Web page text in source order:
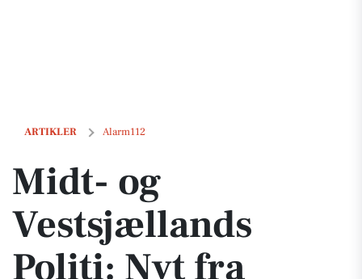
ARTIKLER Alarm112
Midt- og Vestsjællands Politi: Nyt fra Gørlev - torsdag den 23. april
Midt- og
Vestsjællands
Politi: Nyt fra